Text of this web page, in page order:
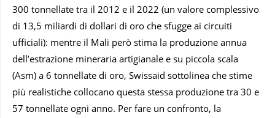
300 tonnellate tra il 2012 e il 2022 (un valore complessivo
di 13,5 miliardi di dollari di oro che sfugge ai circuiti
ufficiali): mentre il Mali però stima la produzione annua
dell’estrazione mineraria artigianale e su piccola scala
(Asm) a 6 tonnellate di oro, Swissaid sottolinea che stime
più realistiche collocano questa stessa produzione tra 30 e
57 tonnellate ogni anno. Per fare un confronto, la